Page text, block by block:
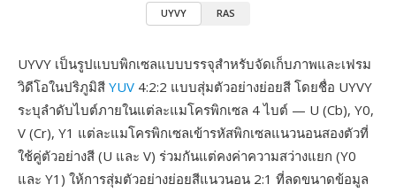
UYVY RAS
UYVY เป็นรูปแบบพิกเซลแบบบรรจุสำหรับจัดเก็บภาพและเฟรม
วิดีโอในปริภูมิสี YUV 4:2:2 แบบสุ่มตัวอย่างย่อยสี โดยชื่อ UYVY
ระบุลำดับไบต์ภายในแต่ละแมโครพิกเซล 4 ไบต์ — U (Cb), Y0,
V (Cr), Y1 แต่ละแมโครพิกเซลเข้ารหัสพิกเซลแนวนอนสองตัวที่
ใช้คู่ตัวอย่างสี (U และ V) ร่วมกันแต่คงค่าความสว่างแยก (Y0
และ Y1) ให้การสุ่มตัวอย่างย่อยสีแนวนอน 2:1 ที่ลดขนาดข้อมูล